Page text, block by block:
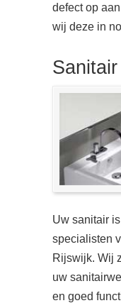
defect op
wij deze in
Sanitair
Uw sanitair
specialisten
Rijswijk. Wij
uw
en goed